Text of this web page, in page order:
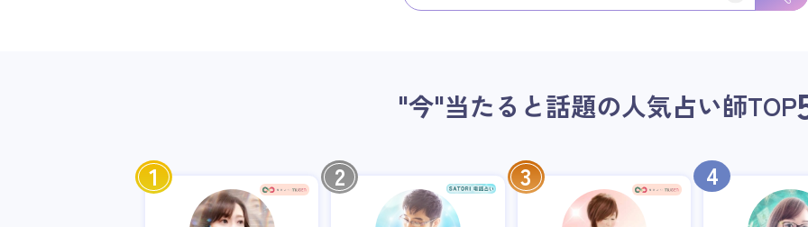
"今"当たると話題の人気占い師TOP
1 2 3 4